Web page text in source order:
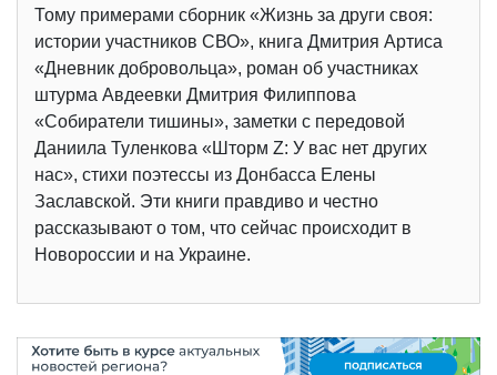
Тому примерами сборник «Жизнь за други своя:
истории участников СВО», книга Дмитрия Артиса
«Дневник добровольца», роман об участниках
штурма Авдеевки Дмитрия Филиппова
«Собиратели тишины», заметки с передовой
Даниила Туленкова «Шторм Z: У вас нет других
нас», стихи поэтессы из Донбасса Елены
Заславской. Эти книги правдиво и честно
рассказывают о том, что сейчас происходит в
Новороссии и на Украине.